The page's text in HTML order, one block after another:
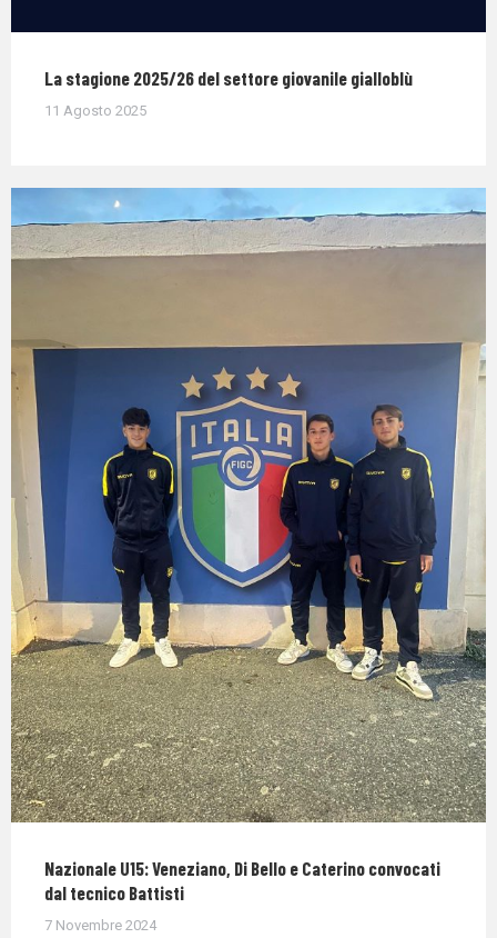
La stagione 2025/26 del settore giovanile gialloblù
11 Agosto 2025
Nazionale U15: Veneziano, Di Bello e Caterino convocati
dal tecnico Battisti
7 Novembre 2024